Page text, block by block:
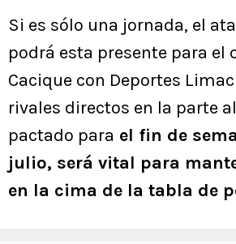
Si es sólo una jornada, el
podrá esta presente para el
Cacique con Deportes
rivales directos en la parte
pactado para el fin de
julio, será vital para
en la cima de la tabla de